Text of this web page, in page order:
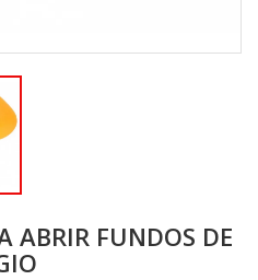
ABRIR FUNDOS DE